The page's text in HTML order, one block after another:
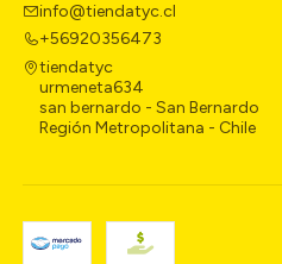
info@tiendatyc.cl
+56920356473
tiendatyc
urmeneta634
san bernardo - San Bernardo
Región Metropolitana - Chile